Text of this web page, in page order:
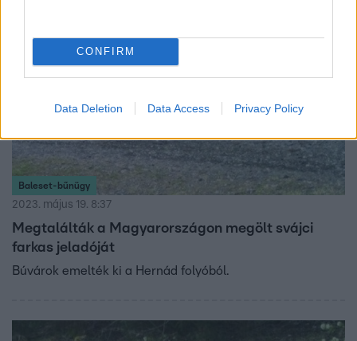
CONFIRM
Data Deletion Data Access Privacy Policy
Baleset-bűnügy
2023. május 19. 8:37
Megtalálták a Magyarországon megölt svájci
farkas jeladóját
Búvárok emelték ki a Hernád folyóból.